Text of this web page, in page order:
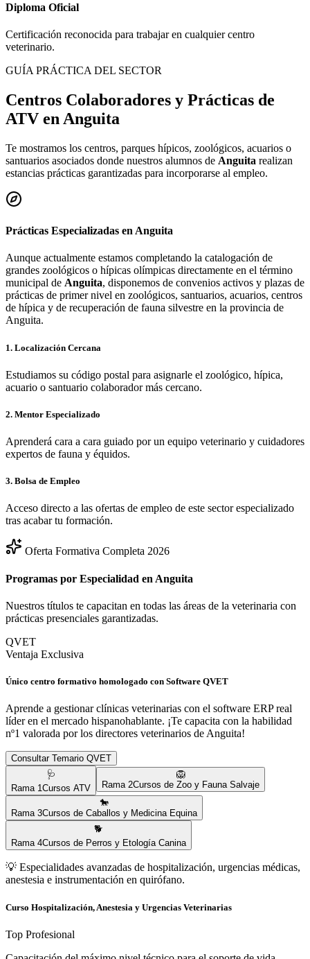
Diploma Oficial
Certificación reconocida para trabajar en cualquier centro
veterinario.
GUÍA PRÁCTICA DEL SECTOR
Centros Colaboradores y Prácticas de
ATV en Anguita
Te mostramos los centros, parques hípicos, zoológicos, acuarios o
santuarios asociados donde nuestros alumnos de Anguita realizan
estancias prácticas garantizadas para incorporarse al empleo.
Prácticas Especializadas en Anguita
Aunque actualmente estamos completando la catalogación de
grandes zoológicos o hípicas olímpicas directamente en el término
municipal de Anguita, disponemos de convenios activos y plazas de
prácticas de primer nivel en zoológicos, santuarios, acuarios, centros
de hípica y de recuperación de fauna silvestre en la provincia de
Anguita.
1. Localización Cercana
Estudiamos su código postal para asignarle el zoológico, hípica,
acuario o santuario colaborador más cercano.
2. Mentor Especializado
Aprenderá cara a cara guiado por un equipo veterinario y cuidadores
expertos de fauna y équidos.
3. Bolsa de Empleo
Acceso directo a las ofertas de empleo de este sector especializado
tras acabar tu formación.
Oferta Formativa Completa 2026
Programas por Especialidad en Anguita
Nuestros títulos te capacitan en todas las áreas de la veterinaria con
prácticas presenciales garantizadas.
QVET
Ventaja Exclusiva
Único centro formativo homologado con Software QVET
Aprende a gestionar clínicas veterinarias con el software ERP real
líder en el mercado hispanohablante. ¡Te capacita con la habilidad
nº1 valorada por los directores veterinarios de Anguita!
Consultar Temario QVET
🩺
Rama 1Cursos ATV
🦁
Rama 2Cursos de Zoo y Fauna Salvaje
🐎
Rama 3Cursos de Caballos y Medicina Equina
🐕
Rama 4Cursos de Perros y Etología Canina
💡 Especialidades avanzadas de hospitalización, urgencias médicas,
anestesia e instrumentación en quirófano.
Curso Hospitalización, Anestesia y Urgencias Veterinarias
Top Profesional